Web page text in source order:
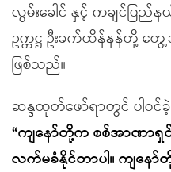
လွမ်းခေါင် နှင့် ကချင်ပြည်
ဥက္ကဋ္ဌ ဦးခက်ထိန်နန်တို့ တွ
ဖြစ်သည်။
ဆန္ဒထုတ်ဖော်ရာတွင် ပါဝ
“ကျနော်တို့က စစ်အာဏာ
လက်မခံနိုင်တာပါ။ ကျန